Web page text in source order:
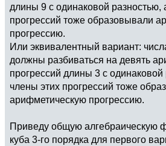
длины 9 с одинаковой
прогрессий тоже образовывали
прогрессию.
Или эквивалентный вариант:
должны разбиваться на девять
прогрессий длины 3 с
члены этих прогрессий тоже
арифметическую прогрессию.
Приведу общую алгебраическую
куба 3-го порядка для первого